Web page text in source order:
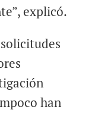
explicó.
han